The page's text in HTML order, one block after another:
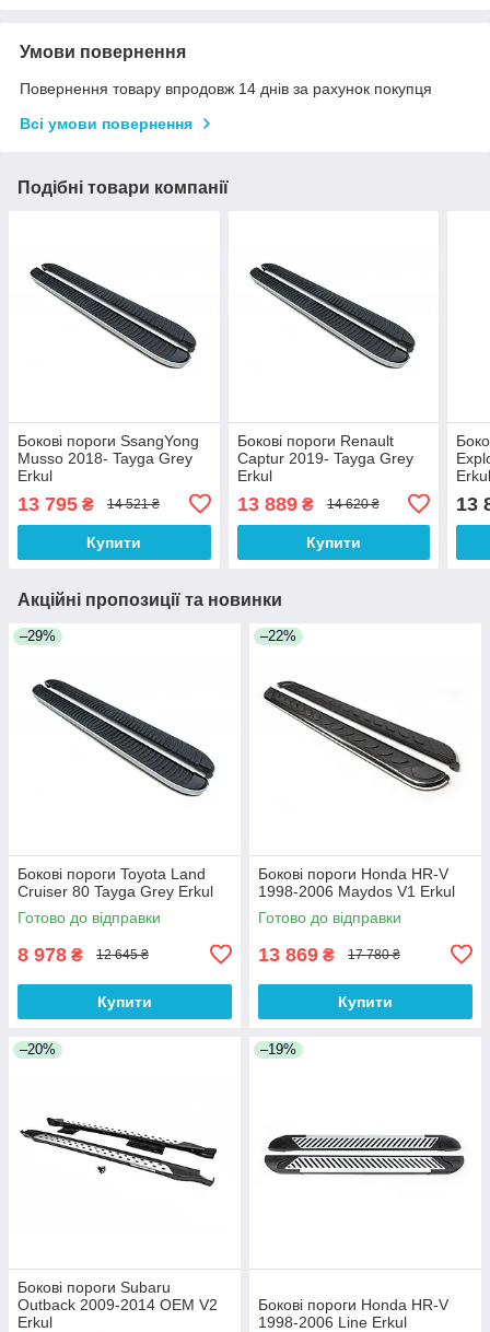
Умови повернення
Повернення товару впродовж 14 днів за рахунок покупця
Всі умови повернення
Подібні товари компанії
Бокові пороги SsangYong
Musso 2018- Tayga Grey
Erkul
13 795 ₴ 14 521 ₴
Купити
Бокові пороги Renault
Captur 2019- Tayga Grey
Erkul
13 889₴ 14 620 ₴
Купити
13
Акційні пропозиції та новинки
–29%
Бокові пороги Toyota Land
Cruiser 80 Tayga Grey Erkul
Готово до відправки
8 978 ₴ 12 645 ₴
Купити
–22%
Бокові пороги Honda HR-V
1998-2006 Maydos V1 Erkul
Готово до відправки
13 869 ₴ 17 780 ₴
Купити
–20%
Бокові пороги Subaru
Outback 2009-2014 OEM V2
Erkul
–19%
Бокові пороги Honda HR-V
1998-2006 Line Erkul